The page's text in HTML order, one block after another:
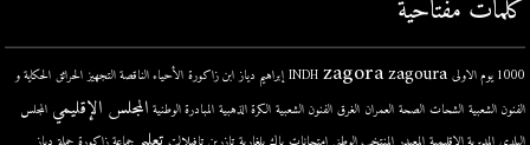
كلمات مفتاحية
1000 يوم الاولى INDH zagora zagoura إبراهيم دياز ابن زاكورة الأحياء الناقصة التجهيز الحرائق الحكاية و
الفنون الشعبية الشحات الصحة العمران الغرق الفنون الشعبية الكرة الذهبية المبادرة الوطنية المجلس الإقليمي المجلس